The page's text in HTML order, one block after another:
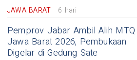
JAWA BARAT 6 hari
Pemprov Jabar Ambil Alih MTQ
Jawa Barat 2026, Pembukaan
Digelar di Gedung Sate